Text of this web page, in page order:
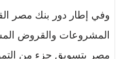
وفي إطار دور بنك مصر
المشروعات والقروض
مصر بتسويق جزء من